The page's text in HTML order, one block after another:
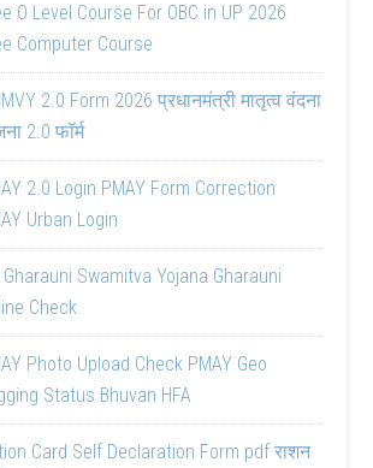
O Level Course For OBC in UP 2026
Computer Course
2.0 Form 2026 प्रधानमंत्री मातृत्व वंदना
2.0 फॉर्म
2.0 Login PMAY Form Correction
Urban Login
Gharauni Swamitva Yojana Gharauni
Check
Photo Upload Check PMAY Geo
Status Bhuvan HFA
Card Self Declaration Form pdf राशन